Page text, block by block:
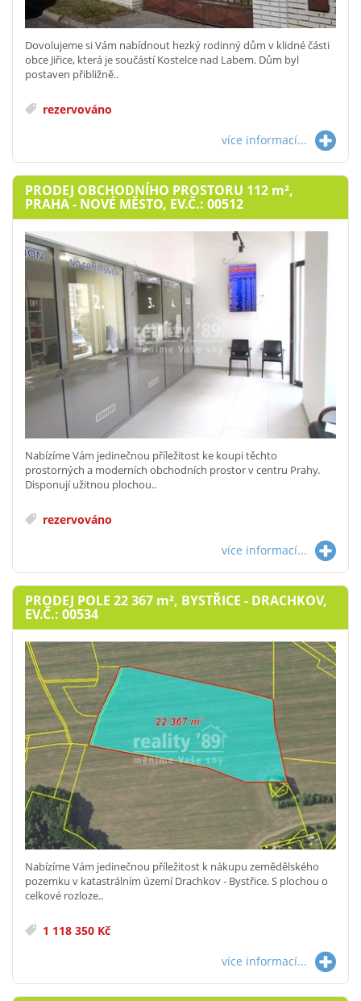
Dovolujeme si Vám nabídnout hezký rodinný dům v klidné části
obce Jiřice, která je součástí Kostelce nad Labem. Dům byl
postaven přibližně..
rezervováno
více informací...
PRODEJ OBCHODNÍHO PROSTORU 112 m²,
PRAHA - NOVÉ MĚSTO, EV.Č.: 00512
Nabízíme Vám jedinečnou příležitost ke koupi těchto
prostorných a moderních obchodních prostor v centru Prahy.
Disponují užitnou plochou..
rezervováno
více informací...
PRODEJ POLE 22 367 m², BYSTŘICE - DRACHKOV,
EV.Č.: 00534
Nabízíme Vám jedinečnou příležitost k nákupu zemědělského
pozemku v katastrálním území Drachkov - Bystřice. S plochou o
celkové rozloze..
1 118 350 Kč
více informací...